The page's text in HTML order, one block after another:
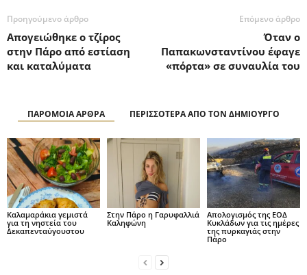
Προηγούμενο άρθρο
Απογειώθηκε ο τζίρος
στην Πάρο από εστίαση
και καταλύματα
Επόμενο άρθρο
Όταν ο
Παπακωνσταντίνου έφαγε
«πόρτα» σε συναυλία του
ΠΑΡΟΜΟΙΑ ΑΡΘΡΑ ΠΕΡΙΣΣΟΤΕΡΑ ΑΠΟ ΤΟΝ ΔΗΜΙΟΥΡΓΟ
Καλαμαράκια γεμιστά
για τη νηστεία του
Δεκαπενταύγουστου
Στην Πάρο η Γαρυφαλλιά
Καληφώνη
Απολογισμός της ΕΟΔ
Κυκλάδων για τις ημέρες
της πυρκαγιάς στην
Πάρο